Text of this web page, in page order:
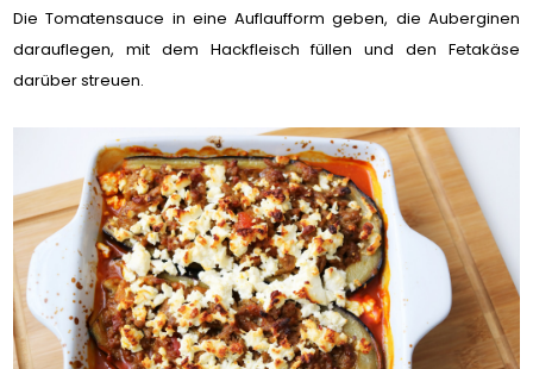
Die Tomatensauce in eine Auflaufform geben, die Auberginen
darauflegen, mit dem Hackfleisch füllen und den Fetakäse
darüber streuen.